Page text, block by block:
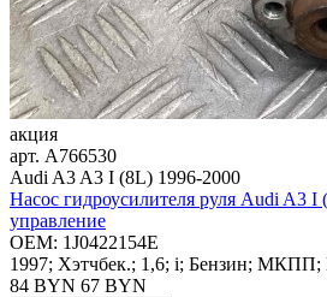
акция
арт. A766530
Audi A3 A3 I (8L) 1996-2000
Насос гидроусилителя руля Audi A3 I
управление
OEM: 1J0422154E
1997; Хэтчбек.; 1,6; i; Бензин; МКПП;
84 BYN 67 BYN